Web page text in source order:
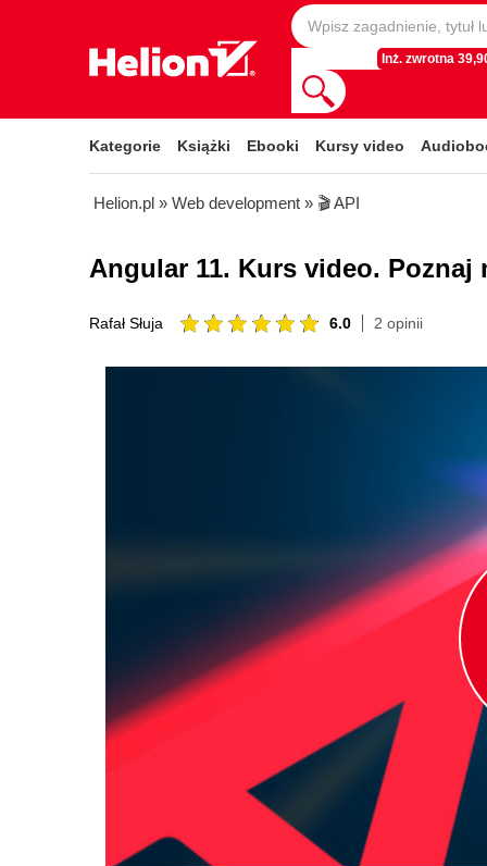
Inż. zwrotna
Kategorie Książki Ebooki Kursy video
Helion.pl » Web development » 🎬 API
Angular 11. Kurs video.
Rafał Słuja 6.0 2 opinii